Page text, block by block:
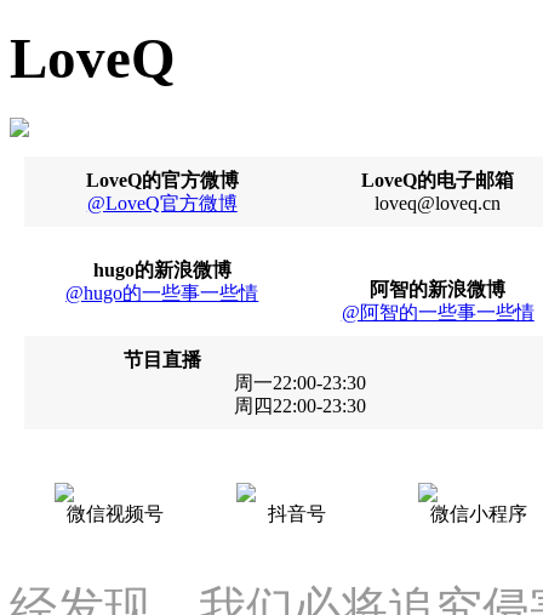
LoveQ
LoveQ的电子邮箱
loveq@loveq.cn
LoveQ的官方微博
@LoveQ官方微博
阿智的新浪微博
@阿智的一些事一些情
hugo的新浪微博
@hugo的一些事一些情
节目直播
周一22:00-23:30
周四22:00-23:30
微信视频号 抖音号 微信小程序